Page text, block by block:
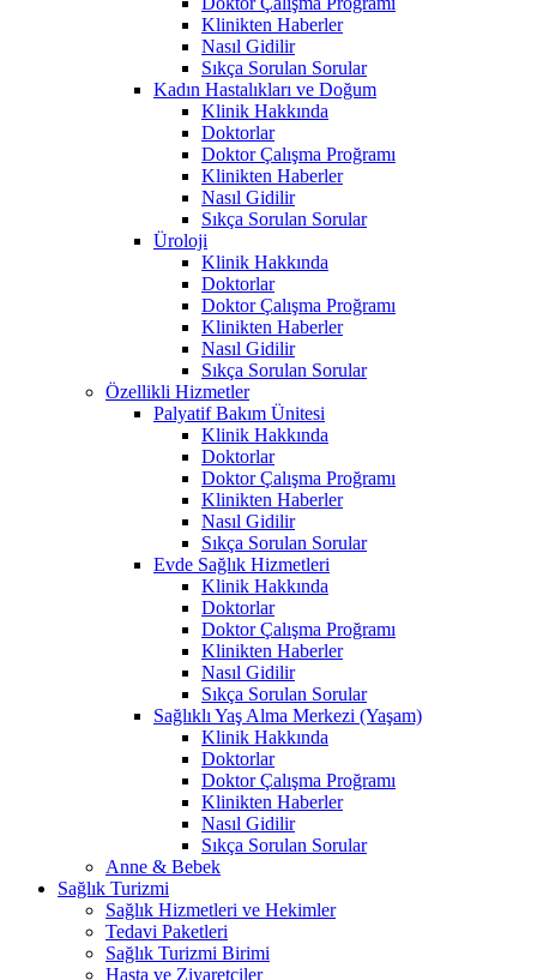
Klinikten Haberler
Nasıl Gidilir
Sıkça Sorulan Sorular
Kadın Hastalıkları ve Doğum
Klinik Hakkında
Doktorlar
Doktor Çalışma Proğramı
Klinikten Haberler
Nasıl Gidilir
Sıkça Sorulan Sorular
Üroloji
Klinik Hakkında
Doktorlar
Doktor Çalışma Proğramı
Klinikten Haberler
Nasıl Gidilir
Sıkça Sorulan Sorular
Özellikli Hizmetler
Palyatif Bakım Ünitesi
Klinik Hakkında
Doktorlar
Doktor Çalışma Proğramı
Klinikten Haberler
Nasıl Gidilir
Sıkça Sorulan Sorular
Evde Sağlık Hizmetleri
Klinik Hakkında
Doktorlar
Doktor Çalışma Proğramı
Klinikten Haberler
Nasıl Gidilir
Sıkça Sorulan Sorular
Sağlıklı Yaş Alma Merkezi (Yaşam)
Klinik Hakkında
Doktorlar
Doktor Çalışma Proğramı
Klinikten Haberler
Nasıl Gidilir
Sıkça Sorulan Sorular
Anne & Bebek
Sağlık Turizmi
Sağlık Hizmetleri ve Hekimler
Tedavi Paketleri
Sağlık Turizmi Birimi
Hasta ve Ziyaretçiler